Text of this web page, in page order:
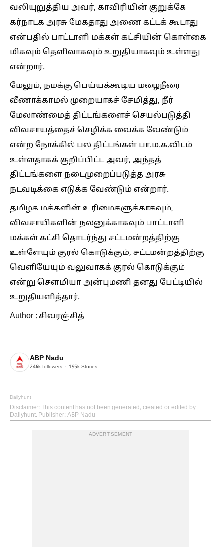
வலியுறுத்திய அவர், காவிரியின் குறுக்கே
கர்நாடக அரசு மேகதாது அணை கட்டக் கூடாது
என்பதில் பாட்டாளி மக்கள் கட்சியின் கொள்கை
மிகவும் தெளிவாகவும் உறுதியாகவும் உள்ளது
என்றார்.
மேலும், நமக்கு பெய்யக்கூடிய மழைநீரை
வீணாக்காமல் முறையாகச் சேமித்து, நீர்
மேலாண்மைத் திட்டங்களைச் செயல்படுத்தி
விவசாயத்தைச் செழிக்க வைக்க வேண்டும்
என்ற நோக்கில் பல திட்டங்கள் பா.ம.க.விடம்
உள்ளதாகக் குறிப்பிட்ட அவர், அந்தத்
திட்டங்களை நடைமுறைப்படுத்த அரசு
நடவடிக்கை எடுக்க வேண்டும் என்றார்.
தமிழக மக்களின் உரிமைகளுக்காகவும்,
விவசாயிகளின் நலனுக்காகவும் பாட்டாளி
மக்கள் கட்சி தொடர்ந்து சட்டமன்றத்திற்கு
உள்ளேயும் குரல் கொடுக்கும், சட்டமன்றத்திற்கு
வெளியேயும் வலுவாகக் குரல் கொடுக்கும்
என்று சௌமியா அன்புமணி தனது பேட்டியில்
உறுதியளித்தார்.
Author : சிவரஞ்சித்
ABP Nadu
246k followers 195k Stories
Dailyhunt
Disclaimer: This content has not been generated, created or edited by
Dailyhunt. Publisher: ABP Nadu
ADVERTISEMENT